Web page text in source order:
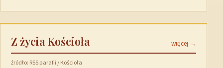
Z życia Kościoła więcej →
źródło: RSS parafii / Kościoła